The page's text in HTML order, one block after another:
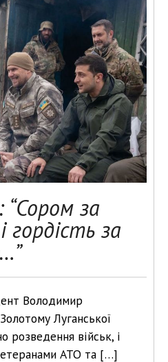
за
гордість за
Володимир
Луганської
розведення військ, і
АТО та […]